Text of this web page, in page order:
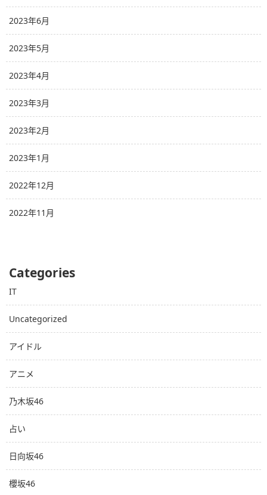
2023年6月
2023年5月
2023年4月
2023年3月
2023年2月
2023年1月
2022年12月
2022年11月
Categories
IT
Uncategorized
アイドル
アニメ
乃木坂46
占い
日向坂46
櫻坂46